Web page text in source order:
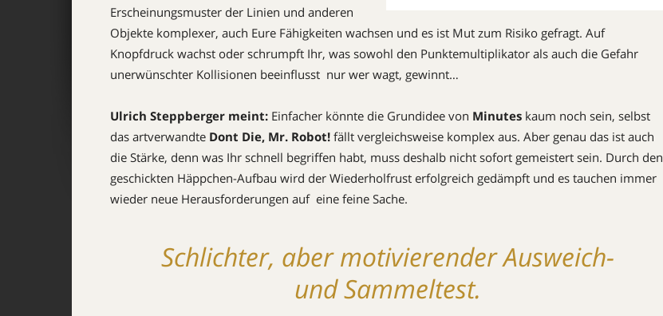
Erscheinungsmuster der Linien und anderen
Objekte komplexer, auch Eure Fähigkeiten wachsen und es ist Mut zum Risiko gefragt. Auf
Knopfdruck wachst oder schrumpft Ihr, was sowohl den Punktemultiplikator als auch die Gefahr
unerwünschter Kollisionen beeinflusst  nur wer wagt, gewinnt…
Ulrich Steppberger meint: Einfacher könnte die Grundidee von Minutes kaum noch sein, selbst
das artverwandte Dont Die, Mr. Robot! fällt vergleichsweise komplex aus. Aber genau das ist auch
die Stärke, denn was Ihr schnell begriffen habt, muss deshalb nicht sofort gemeistert sein. Durch den
geschickten Häppchen-Aufbau wird der Wiederholfrust erfolgreich gedämpft und es tauchen immer
wieder neue Herausforderungen auf  eine feine Sache.
Schlichter, aber motivierender Ausweich-
und Sammeltest.